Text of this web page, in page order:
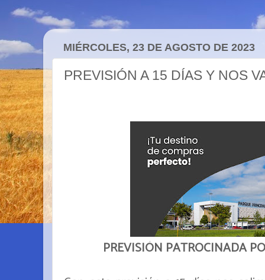
MIÉRCOLES, 23 DE AGOSTO DE 2023
PREVISIÓN A 15 DÍAS Y NOS
PREVISIÓN PATROCINADA